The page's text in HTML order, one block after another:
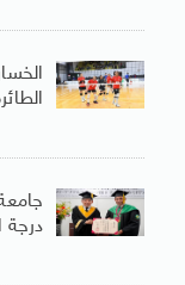
درجة